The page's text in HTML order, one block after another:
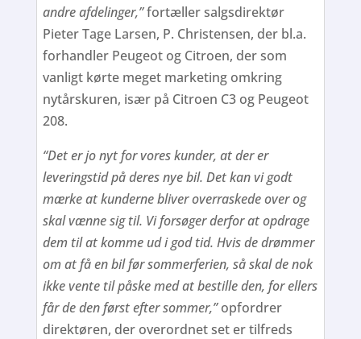
andre afdelinger,”fortæller salgsdirektør
Pieter Tage Larsen, P. Christensen, der bl.a.
forhandler Peugeot og Citroen, der som
vanligt kørte meget marketing omkring
nytårskuren, især på Citroen C3 og Peugeot
208.
“Det er jo nyt for vores kunder, at der er
leveringstid på deres nye bil. Det kan vi godt
mærke at kunderne bliver overraskede over og
skal vænne sig til. Vi forsøger derfor at opdrage
dem til at komme ud i god tid. Hvis de drømmer
om at få en bil før sommerferien, så skal de nok
ikke vente til påske med at bestille den, for ellers
får de den først efter sommer,”opfordrer
direktøren, der overordnet set er tilfreds